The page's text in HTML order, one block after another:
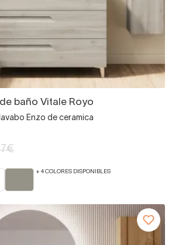
baño Vitale Royo
Enzo de ceramica
+ 4 COLORES DISPONIBLES